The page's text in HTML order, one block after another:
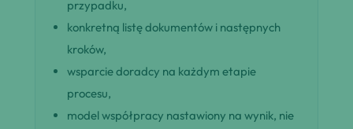
przypadku,
konkretną listę dokumentów i następnych
kroków,
wsparcie doradcy na każdym etapie
procesu,
model współpracy nastawiony na wynik, nie